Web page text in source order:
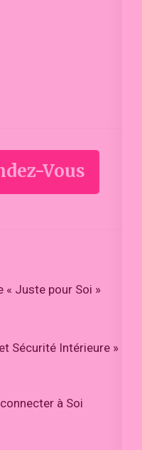
Vous
« Juste pour Soi »
Sécurité Intérieure »
à Soi